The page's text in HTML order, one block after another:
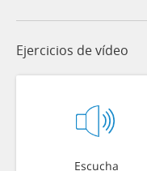
Ejercicios de vídeo
Escucha